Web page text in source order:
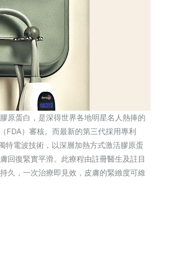
原蛋白，是深得世界各地明星名人熱捧的
FDA）審核。而最新的第三代採用專利
電波技術，以深層加熱方式激活膠原蛋
回復緊實平滑。此療程由註冊醫生及註目
久，一次治療即見效，皮膚的緊緻度可維